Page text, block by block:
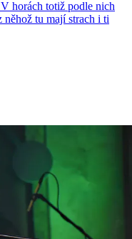
horách totiž podle nich
něhož tu mají strach i ti